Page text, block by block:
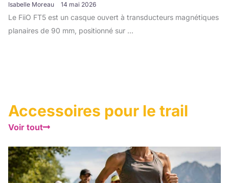
Isabelle Moreau 14 mai 2026
Le FiiO FT5 est un casque ouvert à transducteurs magnétiques
planaires de 90 mm, positionné sur ...
Accessoires pour le trail
Voir tout